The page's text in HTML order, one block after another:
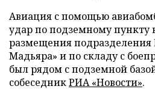
Авиация с помощью
удар по подземному пункту
размещения
Мадьяра» и по складу с
был рядом с подземной
собеседникРИА «Новости».